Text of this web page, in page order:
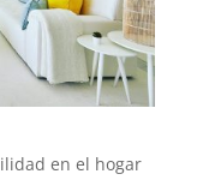
en el hogar